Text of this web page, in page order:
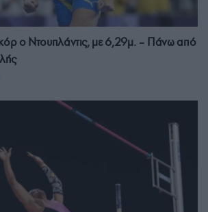
ο Ντουπλάντις, με 6,29μ. – Πάνω από